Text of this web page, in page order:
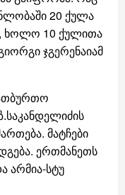
20 ქულა
ხოლო 10 ქულითა
ჯგერენაიამ
მატჩები
ერთმანეთს
არმია-სტუ